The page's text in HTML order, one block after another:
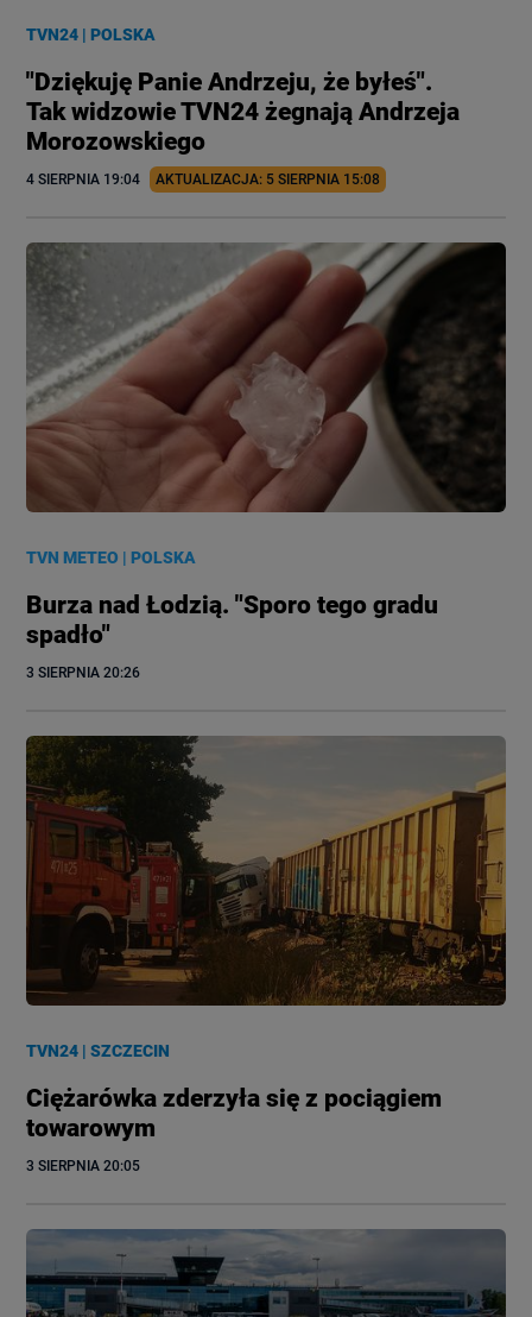
TVN24 |POLSKA
"Dziękuję Panie Andrzeju, że byłeś".
Tak widzowie TVN24 żegnają Andrzeja
Morozowskiego
4 SIERPNIA 19:04 AKTUALIZACJA: 5 SIERPNIA 15:08
TVN METEO |POLSKA
Burza nad Łodzią. "Sporo tego gradu
spadło"
3 SIERPNIA 20:26
TVN24 |SZCZECIN
Ciężarówka zderzyła się z pociągiem
towarowym
3 SIERPNIA 20:05